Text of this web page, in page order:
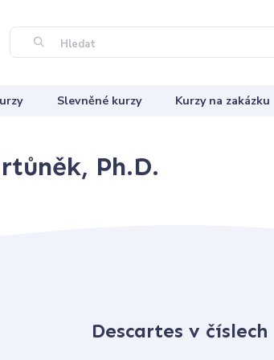
Hledat
Slevněné kurzy Kurzy na zakázku
Ph.D.
Descartes v číslech